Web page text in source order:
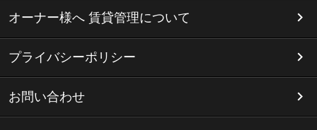
オーナー様へ 賃貸管理について
プライバシーポリシー
お問い合わせ